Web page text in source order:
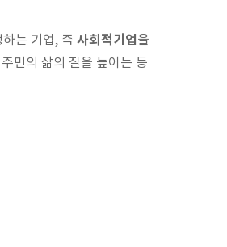
는 기업, 즉 사회적기업 을
민의 삶의 질을 높이는 등